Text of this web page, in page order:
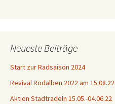
Neueste Beiträge
Start zur Radsaison 2024
Revival Rodalben 2022 am 15.08.22
Aktion Stadtradeln 15.05.-04.06.22